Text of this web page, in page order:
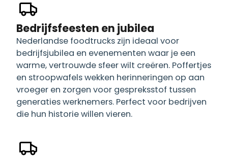
Bedrijfsfeesten en jubilea
Nederlandse foodtrucks zijn ideaal voor
bedrijfsjubilea en evenementen waar je een
warme, vertrouwde sfeer wilt creëren. Poffertjes
en stroopwafels wekken herinneringen op aan
vroeger en zorgen voor gespreksstof tussen
generaties werknemers. Perfect voor bedrijven
die hun historie willen vieren.